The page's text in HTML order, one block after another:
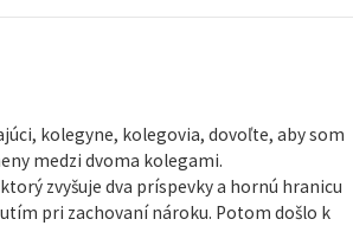
kolegyne, kolegovia, dovoľte, aby som
medzi dvoma kolegami.
zvyšuje dva príspevky a hornú hranicu
pri zachovaní nároku. Potom došlo k